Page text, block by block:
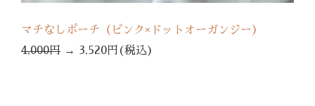
マチなしポーチ（ピンク×ドットオーガンジー）
4,000円 → 3,520円(税込)